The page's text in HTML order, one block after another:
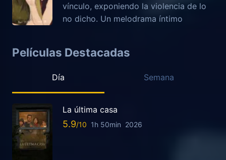
vínculo, exponiendo la violencia de lo
no dicho. Un melodrama íntimo
Películas Destacadas
Día Semana
La última casa
5.9 1h 50min 2026